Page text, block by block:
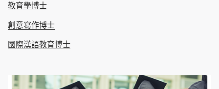
教育學博士
創意寫作博士
國際漢語教育博士